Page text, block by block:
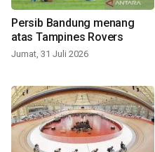
Persib Bandung menang
atas Tampines Rovers
Jumat, 31 Juli 2026